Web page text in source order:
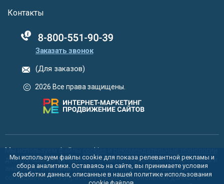
Контакты
88005555550
Заказать звонок
(Для заказов)
2026 Все права защищены.
Мы используем файлы cookies
для улучшения функционала сайта, персонализации рекламы и
анализа статистики посещаемости. Используя сайт, вы
соглашаетесь на обработку ваших персональных данных в
Мы используем файлы cookie для показа релевантной рекламы и
сбора аналитики. Оставаясь на сайте, вы принимаете условия
обработки данных, описанные в нашей политике использования